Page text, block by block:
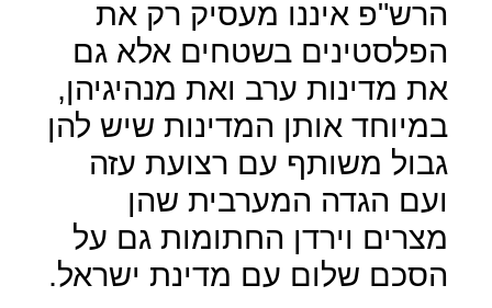
הרש"פ איננו מעסיק רק את
הפלסטינים בשטחים אלא גם
את מדינות ערב ואת מנהיגיהן,
במיוחד אותן המדינות שיש להן
גבול משותף עם רצועת עזה
ועם הגדה המערבית שהן
מצרים וירדן החתומות גם על
הסכם שלום עם מדינת ישראל.